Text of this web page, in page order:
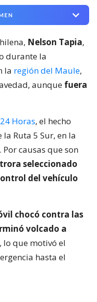
Nelson Tapia,
durante la
la región del Maule,
aunque fuera
24 Horas, el hecho
Ruta 5 Sur, en la
causas que son
seleccionado
del vehículo
chocó contra las
volcado a
, lo que motivó el
hasta el